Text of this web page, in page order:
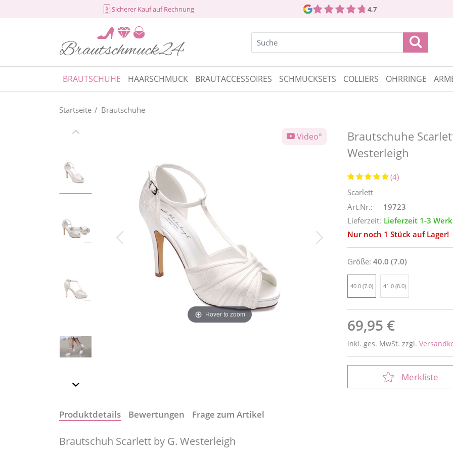
Sicherer Kauf auf Rechnung 4,7
BRAUTSCHUHE HAARSCHMUCK BRAUTACCESSOIRES SCHMUCKSETS COLLIERS OHRRINGE
Startseite Brautschuhe
Video°
Hover to zoom
Brautschuhe
Westerleigh
(4)
Scarlett
Art.Nr.:
19723
Lieferzeit: Lieferzeit 1-3
Nur noch 1 Stück auf Lager!
Größe: 40.0 (7.0)
40.0 (7.0) 41.0 (8.0)
69,95 €
inkl. ges. MwSt. zzgl.
Merkliste
Produktdetails Bewertungen Frage zum Artikel
Brautschuh Scarlett by G. Westerleigh